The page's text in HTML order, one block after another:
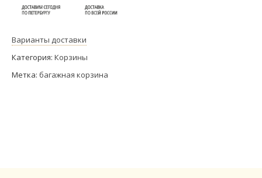
Варианты доставки
Категория: Корзины
Метка: багажная корзина